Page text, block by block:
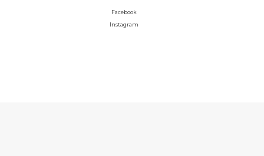
Facebook
Instagram